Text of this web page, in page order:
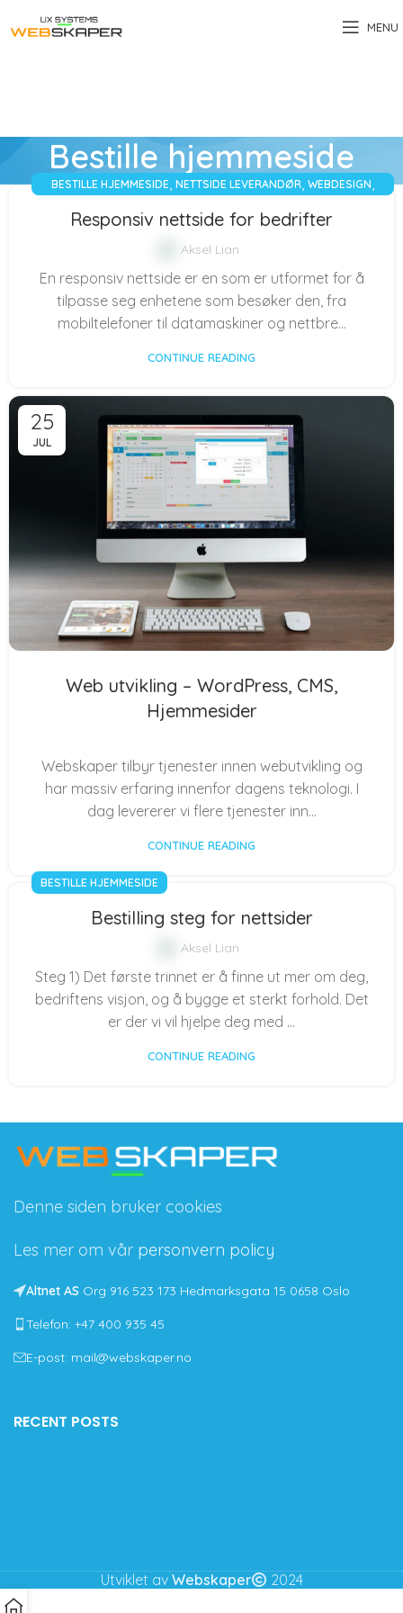
MENU
Bestille hjemmeside
BESTILLE HJEMMESIDE, NETTSIDE LEVERANDØR, WEBDESIGN,
Responsiv nettside for bedrifter
Aksel Lian
En responsiv nettside er en som er utformet for å
tilpasse seg enhetene som besøker den, fra
mobiltelefoner til datamaskiner og nettbre...
CONTINUE READING
25
JUL
Web utvikling – WordPress, CMS,
Hjemmesider
Webskaper tilbyr tjenester innen webutvikling og
har massiv erfaring innenfor dagens teknologi. I
dag levererer vi flere tjenester inn...
CONTINUE READING
BESTILLE HJEMMESIDE
Bestilling steg for nettsider
Aksel Lian
Steg 1) Det første trinnet er å finne ut mer om deg,
bedriftens visjon, og å bygge et sterkt forhold. Det
er der vi vil hjelpe deg med ...
CONTINUE READING
Denne siden bruker cookies
Les mer om vår personvern policy
Altnet AS Org 916 523 173 Hedmarksgata 15 0658 Oslo
Telefon: +47 400 935 45
E-post: mail@webskaper.no
RECENT POSTS
Utviklet av Webskaper 2024